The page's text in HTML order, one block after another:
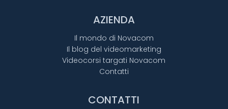
AZIENDA
Il mondo di Novacom
Il blog del videomarketing
Videocorsi targati Novacom
Contatti
CONTATTI